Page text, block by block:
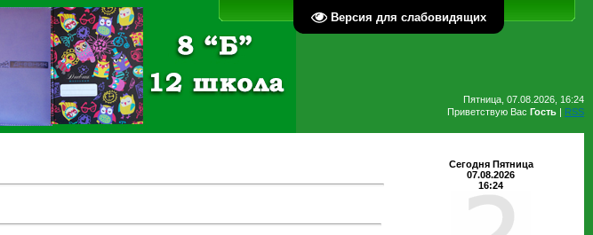
Версия для слабовидящих
Пятница, 07.08.2026, 16:24
Приветствую Вас Гость | RSS
Сегодня Пятница
07.08.2026
16:24